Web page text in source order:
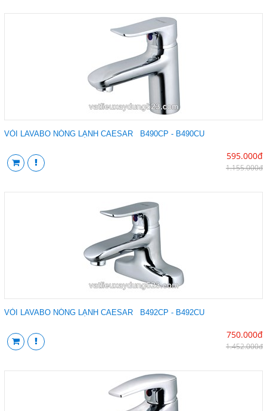
VÒI LAVABO NÓNG LẠNH CAESAR B490CP - B490CU
595.000đ
1.155.000đ
VÒI LAVABO NÓNG LẠNH CAESAR B492CP - B492CU
750.000đ
1.452.000đ